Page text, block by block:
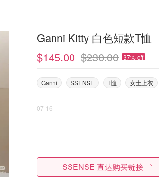
Ganni Kitty 白色短款T恤
$145.00 $230.00 37% off
Ganni SSENSE T恤 女士上衣
07-16
SSENSE 直达购买链接